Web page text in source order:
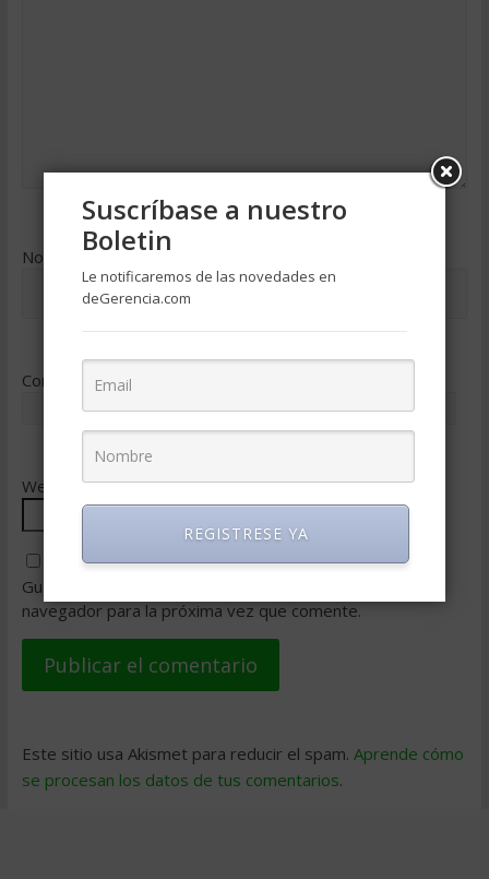
Nombre*
Correo electrónico
Web
Guarda mi nombre, correo electrónico y web en este
navegador para la próxima vez que comente.
Este sitio usa Akismet para reducir el spam. Aprende cómo
se procesan los datos de tus comentarios.
Suscríbase a nuestro
Boletin
Le notificaremos de las novedades en
deGerencia.com
REGISTRESE YA